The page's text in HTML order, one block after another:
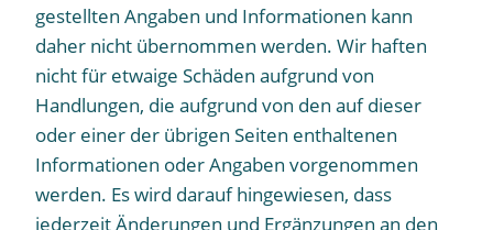
gestellten Angaben und Informationen kann
daher nicht übernommen werden. Wir haften
nicht für etwaige Schäden aufgrund von
Handlungen, die aufgrund von den auf dieser
oder einer der übrigen Seiten enthaltenen
Informationen oder Angaben vorgenommen
werden. Es wird darauf hingewiesen, dass
jederzeit Änderungen und Ergänzungen an den